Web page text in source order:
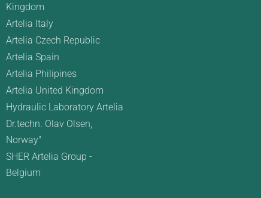
Kingdom
Artelia Italy
Artelia Czech Republic
Artelia Spain
Artelia Philipines
Artelia United Kingdom
Hydraulic Laboratory Artelia
Dr.techn. Olav Olsen,
Norway"
SHER Artelia Group -
Belgium